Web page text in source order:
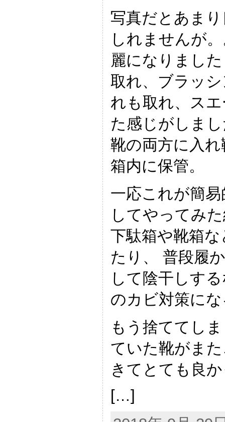
写真だとあま
しれませんが
麗になりまし
取れ、ブラッ
れも取れ、ス
た感じがしま
靴の両方に入
箱内に保管。
一応これが簡
してやってみ
下駄箱や靴箱
たり、 普段履
して陰干しす
のカビ対策に
もう捨ててし
ていた靴がま
きてとても良
[…]